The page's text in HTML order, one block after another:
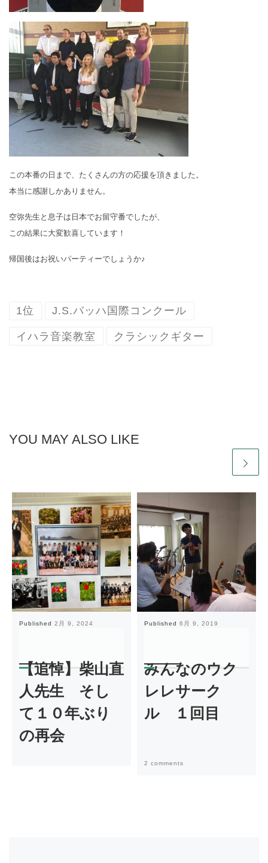
この本番の日まで、たくさんの方の応援を頂きました。
本当に感謝しかありません。
空弥先生と息子は日本でお留守番でしたが、
この結果に大変歓喜しています！
帰国後はお祝いパーティーでしょうか♪
1位 J.S.バッハ国際コンクール
イハラ音楽教室 クラシックギター
YOU MAY ALSO LIKE
Published 2月 9, 2024
【追悼】柴山直
人先生 そし
て１０年ぶり
の再会
Published 6月 9, 2019
みんなのウク
レレサーク
ル １回目
2 comments